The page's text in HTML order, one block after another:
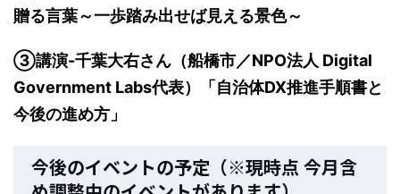
贈る言葉～一歩踏み出せば見える景色～
③講演-千葉大右さん（船橋市／NPO法人 Digital
Government Labs代表）「自治体DX推進手順書と
今後の進め方」
今後のイベントの予定（※現時点 今月含